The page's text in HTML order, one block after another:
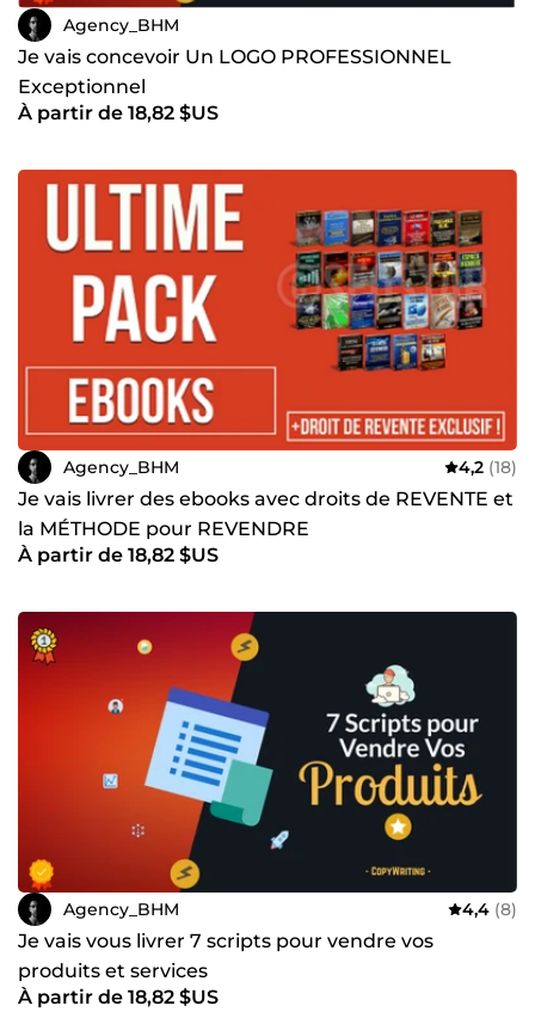
Agency_BHM
Je vais concevoir Un LOGO PROFESSIONNEL
Exceptionnel
À partir de 18,82 $US
Agency_BHM 4,2 (18)
Je vais livrer des ebooks avec droits de REVENTE et
la MÉTHODE pour REVENDRE
À partir de 18,82 $US
Agency_BHM 4,4 (8)
Je vais vous livrer 7 scripts pour vendre vos
produits et services
À partir de 18,82 $US